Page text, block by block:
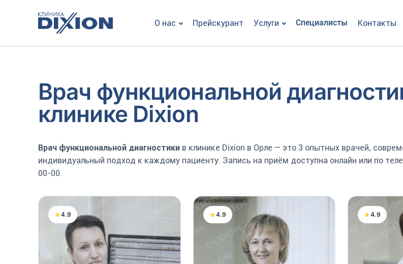
О нас Прейскурант Услуги Специалисты Контакты
Врач функциональной
клинике Dixion
Врач функциональной диагностики в клинике Dixion в Орле — это 3 опытных врачей,
индивидуальный подход к каждому пациенту. Запись на приём доступна онлайн или по
00-00.
★4.9 ★4.9 ★4.9